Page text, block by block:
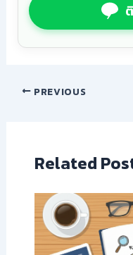
PREVIOUS
Related